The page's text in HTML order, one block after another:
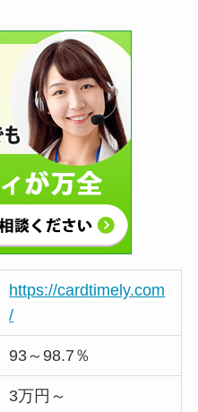
https://cardtimely.com
/
93～98.7％
3万円～